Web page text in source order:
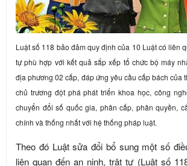
Luật số 118 bảo đảm quy định của 10 Luật có liên
tự phù hợp với kết quả sắp xếp tổ chức bộ máy
địa phương 02 cấp, đáp ứng yêu cầu cấp bách của
chủ trương đột phá phát triển khoa học, công
chuyển đổi số quốc gia, phân cấp, phân quyền,
chính và thống nhất với hệ thống pháp luật.
Theo đó Luật sửa đổi bổ sung một số
liên quan đến an ninh, trật tự (Luật số